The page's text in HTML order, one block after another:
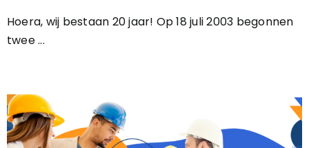
Hoera, wij bestaan 20 jaar! Op 18 juli 2003 begonnen
twee ...